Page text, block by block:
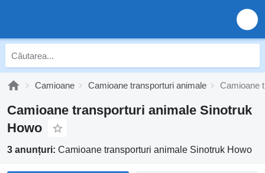
Camioane Camioane transporturi animale Camioane
Camioane transporturi animale Sinotruk
Howo
3 anunțuri: Camioane transporturi animale Sinotruk Howo